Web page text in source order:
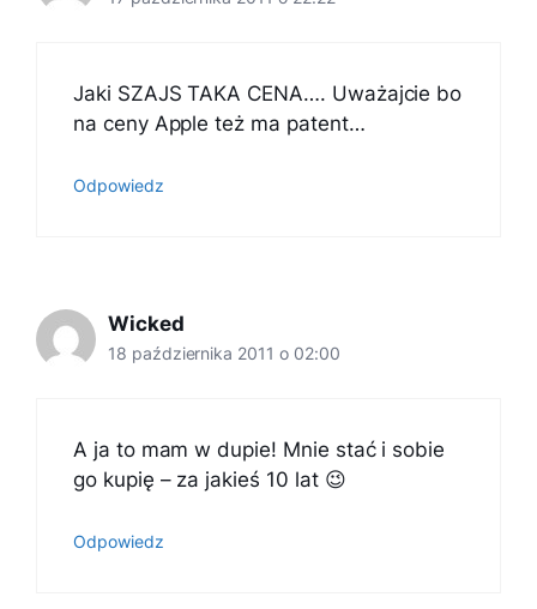
Jaki SZAJS TAKA CENA…. Uważajcie bo
na ceny Apple też ma patent…
Odpowiedz
Wicked
18 października 2011 o 02:00
A ja to mam w dupie! Mnie stać i sobie
go kupię – za jakieś 10 lat 😉
Odpowiedz